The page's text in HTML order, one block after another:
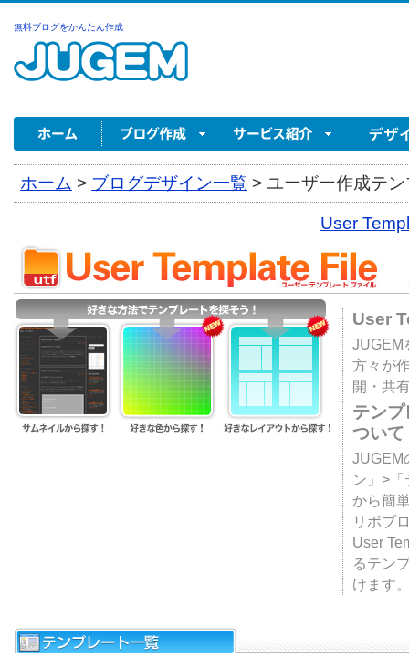
無料ブログをかんたん作成
ホーム > ブログデザイン一覧 > ユーザー作成テ
User
User
JUGEM
方々が
開・共
テン
ついて
JUGEM
ン」>
から簡
リポブ
User
るテン
けます